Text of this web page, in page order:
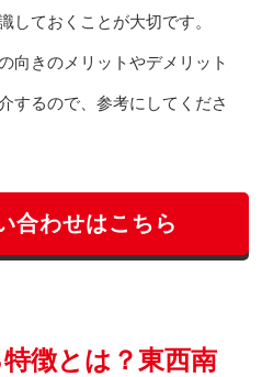
しておくことが大切です。
向きのメリットやデメリット
するので、参考にしてくださ
合わせはこちら
徴とは？東西南